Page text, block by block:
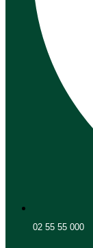
02 55 55 000